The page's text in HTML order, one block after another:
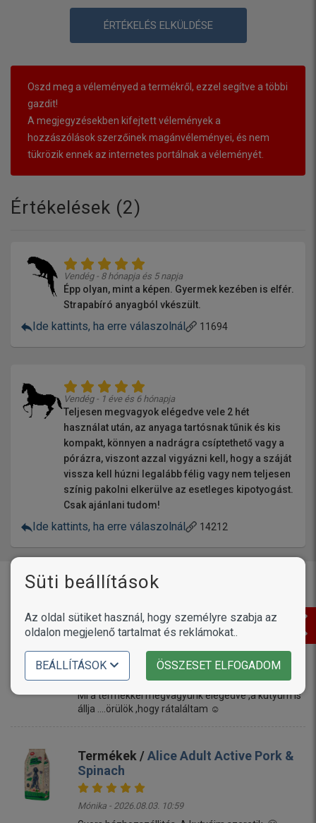
ÉRTÉKELÉS ELKÜLDÉSE
Oszd meg a véleményed a termékről, ezzel segítve a többi
gazdit!
A megjegyzésekben kifejtett vélemények a
hozzászólások szerzőinek magánvéleményei, és nem
tükrözik ennek az internetes portálnak a véleményét.
Értékelések (2)
Vendég - 8 hónapja és 5 napja
Épp olyan, mint a képen. Gyermek kezében is elfér.
Strapabíró anyagból vkészült.
Ide kattints, ha erre válaszolnál 11694
Vendég - 1 éve és 6 hónapja
Teljesen megvagyok elégedve vele 2 hét
használat után, az anyaga tartósnak tűnik és kis
kompakt, könnyen a nadrágra csíptethető vagy a
pórázra, viszont azzal vigyázni kell, hogy a száját
vissza kell húzni legalább félig vagy nem teljesen
színig pakolni elkerülve az esetleges kipotyogást.
Csak ajánlani tudom!
Ide kattints, ha erre válaszolnál 14212
Vásárlóink írták
Termékek /Petosan ujjra húzható
fogtisztító kendő
Linda - 2026.08.03. 11:17
Mi a termékkel megvagyunk elégedve ,a kutyum is
állja ....örülök ,hogy rátaláltam ☺️
Termékek /Alice Adult Active Pork &
Spinach
Mónika - 2026.08.03. 10:59
Süti beállítások
Az oldal sütiket használ, hogy személyre szabja az
oldalon megjelenő tartalmat és reklámokat..
BEÁLLÍTÁSOK ÖSSZESET ELFOGADOM